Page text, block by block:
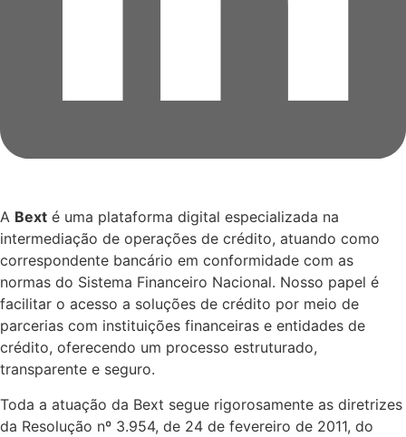
A Bext é uma plataforma digital especializada na
intermediação de operações de crédito, atuando como
correspondente bancário em conformidade com as
normas do Sistema Financeiro Nacional. Nosso papel é
facilitar o acesso a soluções de crédito por meio de
parcerias com instituições financeiras e entidades de
crédito, oferecendo um processo estruturado,
transparente e seguro.
Toda a atuação da Bext segue rigorosamente as diretrizes
da Resolução nº 3.954, de 24 de fevereiro de 2011, do